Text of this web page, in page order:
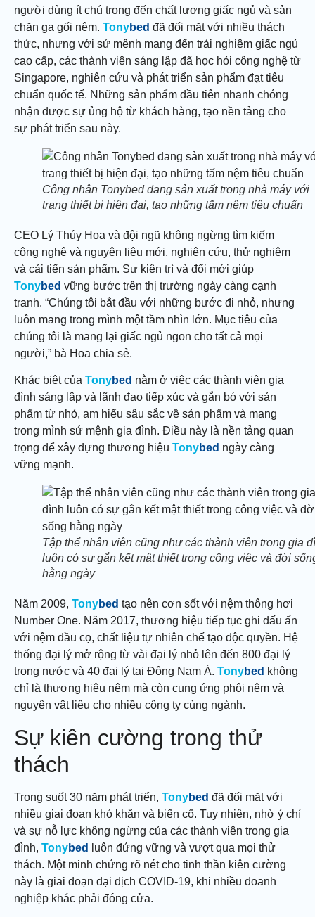
người dùng ít chú trọng đến chất lượng giấc ngủ và sản
chăn ga gối nệm. Tonybed đã đối mặt với nhiều thách
thức, nhưng với sứ mệnh mang đến trải nghiệm giấc ngủ
cao cấp, các thành viên sáng lập đã học hỏi công nghệ từ
Singapore, nghiên cứu và phát triển sản phẩm đạt tiêu
chuẩn quốc tế. Những sản phẩm đầu tiên nhanh chóng
nhận được sự ủng hộ từ khách hàng, tạo nền tảng cho
sự phát triển sau này.
Công nhân Tonybed đang sản xuất trong nhà máy với
trang thiết bị hiện đại, tạo những tấm nệm tiêu chuẩn
CEO Lý Thúy Hoa và đội ngũ không ngừng tìm kiếm
công nghệ và nguyên liệu mới, nghiên cứu, thử nghiệm
và cải tiến sản phẩm. Sự kiên trì và đổi mới giúp
Tonybed vững bước trên thị trường ngày càng cạnh
tranh. “Chúng tôi bắt đầu với những bước đi nhỏ, nhưng
luôn mang trong mình một tầm nhìn lớn. Mục tiêu của
chúng tôi là mang lại giấc ngủ ngon cho tất cả mọi
người,” bà Hoa chia sẻ.
Khác biệt của Tonybed nằm ở việc các thành viên gia
đình sáng lập và lãnh đạo tiếp xúc và gắn bó với sản
phẩm từ nhỏ, am hiểu sâu sắc về sản phẩm và mang
trong mình sứ mệnh gia đình. Điều này là nền tảng quan
trọng để xây dựng thương hiệu Tonybed ngày càng
vững mạnh.
Tập thể nhân viên cũng như các thành viên trong gia
luôn có sự gắn kết mật thiết trong công việc và đời
hằng ngày
Năm 2009, Tonybed tạo nên cơn sốt với nệm thông hơi
Number One. Năm 2017, thương hiệu tiếp tục ghi dấu ấn
với nệm dầu cọ, chất liệu tự nhiên chế tạo độc quyền. Hệ
thống đại lý mở rộng từ vài đại lý nhỏ lên đến 800 đại lý
trong nước và 40 đại lý tại Đông Nam Á. Tonybed không
chỉ là thương hiệu nệm mà còn cung ứng phôi nệm và
nguyên vật liệu cho nhiều công ty cùng ngành.
Sự kiên cường trong thử
thách
Trong suốt 30 năm phát triển, Tonybed đã đối mặt với
nhiều giai đoạn khó khăn và biến cố. Tuy nhiên, nhờ ý chí
và sự nỗ lực không ngừng của các thành viên trong gia
đình, Tonybed
luôn đứng vững và vượt qua mọi thử
thách. Một minh chứng rõ nét cho tinh thần kiên cường
này là giai đoạn đại dịch COVID-19, khi nhiều doanh
nghiệp khác phải đóng cửa.